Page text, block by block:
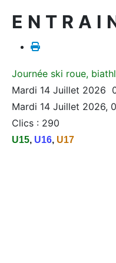
Journée ski roue,
Mardi 14 Juillet 2026
Mardi 14 Juillet 2026,
Clics : 290
U15, U16, U17